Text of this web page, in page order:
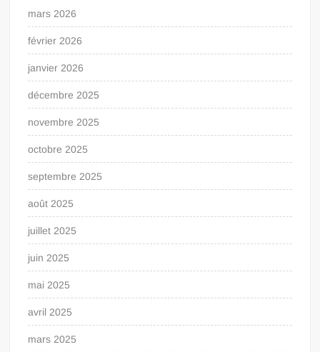
mars 2026
février 2026
janvier 2026
décembre 2025
novembre 2025
octobre 2025
septembre 2025
août 2025
juillet 2025
juin 2025
mai 2025
avril 2025
mars 2025